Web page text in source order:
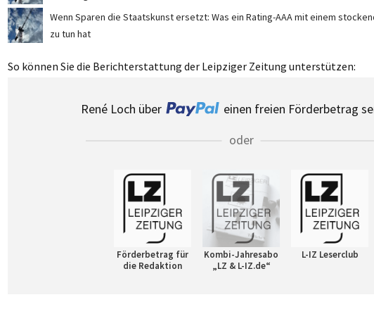
Wenn Sparen die Staatskunst ersetzt: Was ein Rating-AAA mit einem
zu tun hat
So können Sie die Berichterstattung der Leipziger Zeitung unterstützen:
René Loch über
einen freien Förderbetrag
oder
Förderbetrag für
die Redaktion
Kombi-Jahresabo
„LZ & L-IZ.de“
L-IZ Leserclub